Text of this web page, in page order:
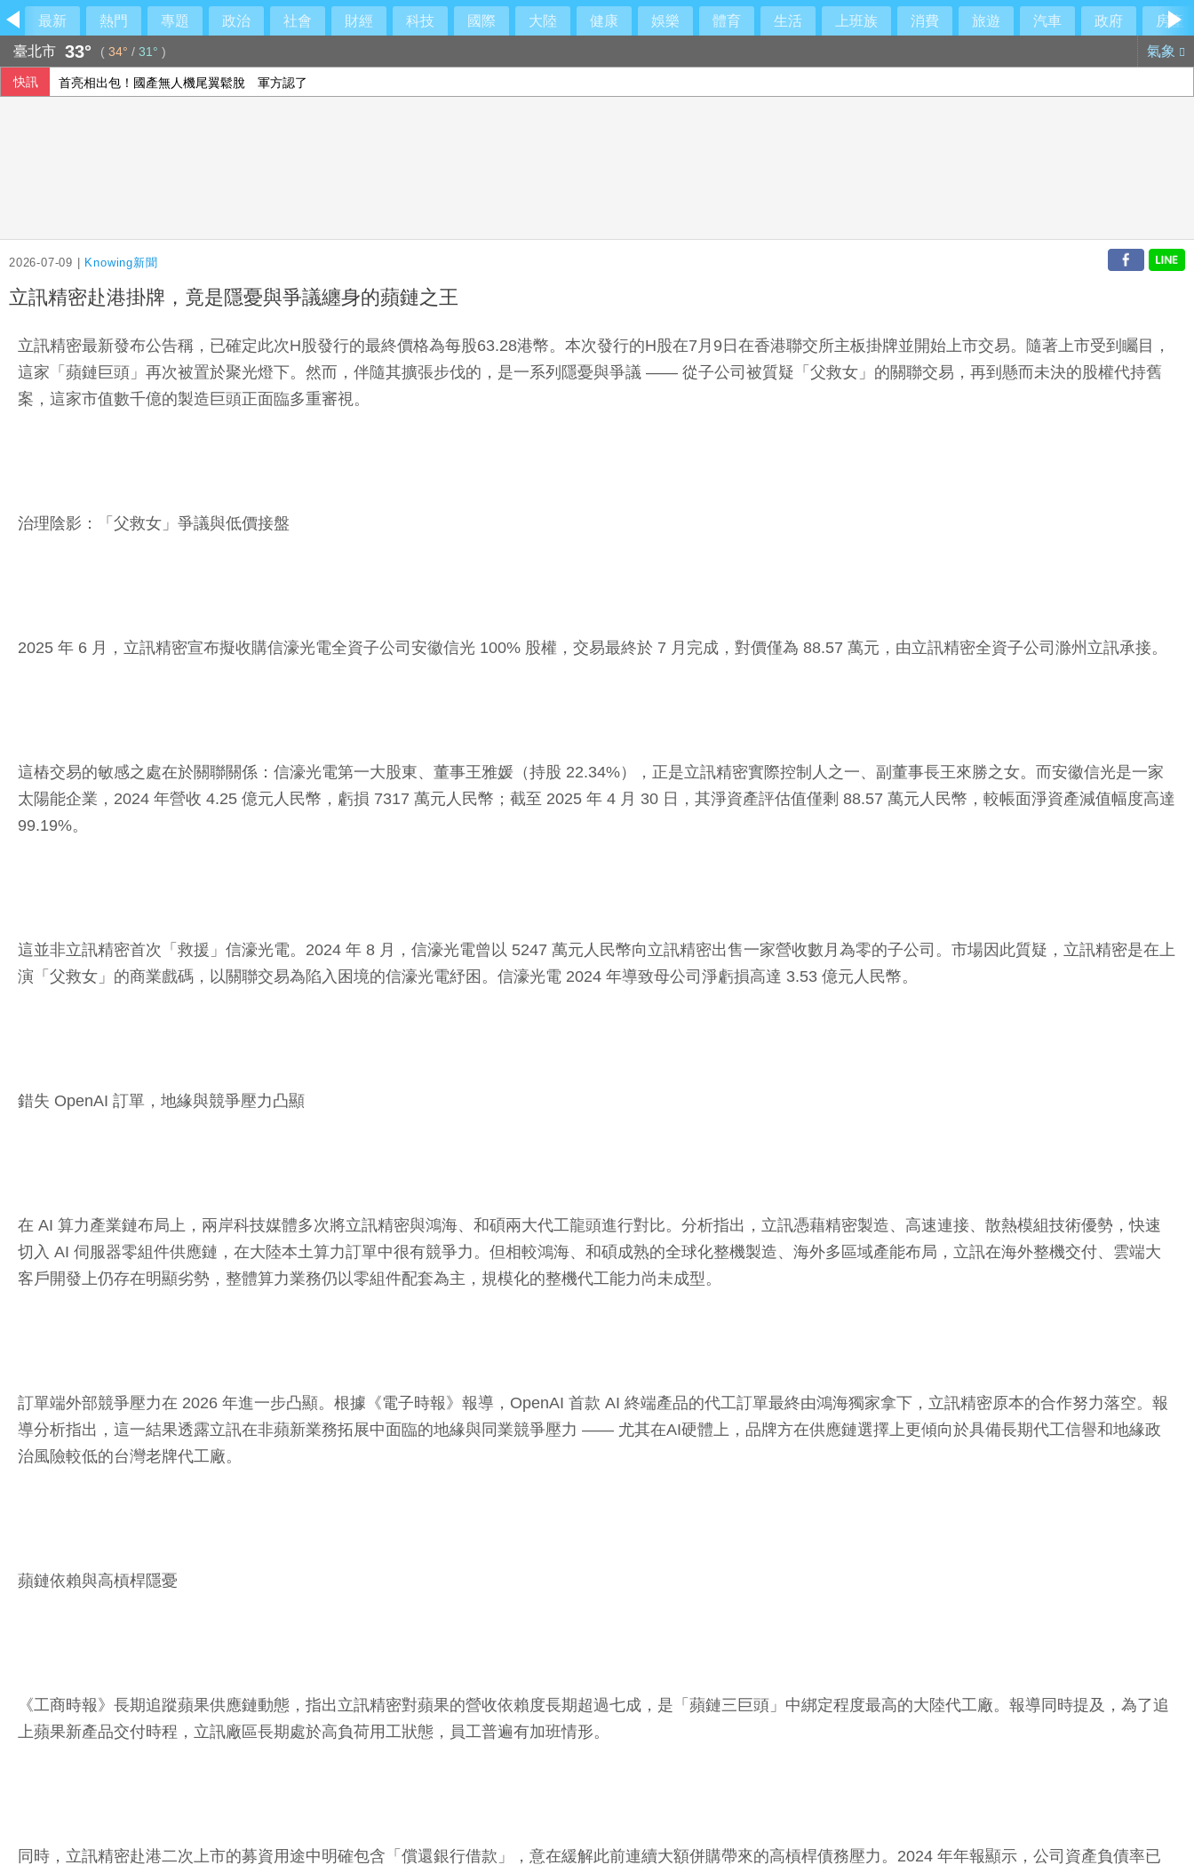
最新 熱門 專題 政治 社會 財經 科技 國際 大陸 健康 娛樂 體育 生活 上班族 消費 旅遊 汽車 政府
房產
臺北市 33° ( 34° / 31° ) 氣象
快訊 首亮相出包！國產無人機尾翼鬆脫 軍方認了
2026-07-09 | Knowing新聞
立訊精密赴港掛牌，竟是隱憂與爭議纏身的蘋鏈之王
立訊精密最新發布公告稱，已確定此次H股發行的最終價格為每股63.28港幣。本次發行的H股在7月9日在香港聯交所主板掛牌並開始上市交易。隨著上市受到矚目，
這家「蘋鏈巨頭」再次被置於聚光燈下。然而，伴隨其擴張步伐的，是一系列隱憂與爭議 —— 從子公司被質疑「父救女」的關聯交易，再到懸而未決的股權代持舊
案，這家市值數千億的製造巨頭正面臨多重審視。
治理陰影：「父救女」爭議與低價接盤
2025 年 6 月，立訊精密宣布擬收購信濠光電全資子公司安徽信光 100% 股權，交易最終於 7 月完成，對價僅為 88.57 萬元，由立訊精密全資子公司滁州立訊承接。
這樁交易的敏感之處在於關聯關係：信濠光電第一大股東、董事王雅媛（持股 22.34%），正是立訊精密實際控制人之一、副董事長王來勝之女。而安徽信光是一家
太陽能企業，2024 年營收 4.25 億元人民幣，虧損 7317 萬元人民幣；截至 2025 年 4 月 30 日，其淨資產評估值僅剩 88.57 萬元人民幣，較帳面淨資產減值幅度高達
99.19%。
這並非立訊精密首次「救援」信濠光電。2024 年 8 月，信濠光電曾以 5247 萬元人民幣向立訊精密出售一家營收數月為零的子公司。市場因此質疑，立訊精密是在上
演「父救女」的商業戲碼，以關聯交易為陷入困境的信濠光電紓困。信濠光電 2024 年導致母公司淨虧損高達 3.53 億元人民幣。
錯失 OpenAI 訂單，地緣與競爭壓力凸顯
在 AI 算力產業鏈布局上，兩岸科技媒體多次將立訊精密與鴻海、和碩兩大代工龍頭進行對比。分析指出，立訊憑藉精密製造、高速連接、散熱模組技術優勢，快速
切入 AI 伺服器零組件供應鏈，在大陸本土算力訂單中很有競爭力。但相較鴻海、和碩成熟的全球化整機製造、海外多區域產能布局，立訊在海外整機交付、雲端大
客戶開發上仍存在明顯劣勢，整體算力業務仍以零組件配套為主，規模化的整機代工能力尚未成型。
訂單端外部競爭壓力在 2026 年進一步凸顯。根據《電子時報》報導，OpenAI 首款 AI 終端產品的代工訂單最終由鴻海獨家拿下，立訊精密原本的合作努力落空。報
導分析指出，這一結果透露立訊在非蘋新業務拓展中面臨的地緣與同業競爭壓力 —— 尤其在AI硬體上，品牌方在供應鏈選擇上更傾向於具備長期代工信譽和地緣政
治風險較低的台灣老牌代工廠。
蘋鏈依賴與高槓桿隱憂
《工商時報》長期追蹤蘋果供應鏈動態，指出立訊精密對蘋果的營收依賴度長期超過七成，是「蘋鏈三巨頭」中綁定程度最高的大陸代工廠。報導同時提及，為了追
上蘋果新產品交付時程，立訊廠區長期處於高負荷用工狀態，員工普遍有加班情形。
同時，立訊精密赴港二次上市的募資用途中明確包含「償還銀行借款」，意在緩解此前連續大額併購帶來的高槓桿債務壓力。2024 年年報顯示，公司資產負債率已